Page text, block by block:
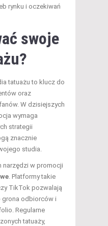
rynku i oczekiwań
swoje
tatuażu to klucz do
oraz
W dzisiejszych
wymaga
strategii
znacznie
studia.
narzędzi w promocji
. Platformy takie
TikTok pozwalają
odbiorców i
Regularne
tatuaży,